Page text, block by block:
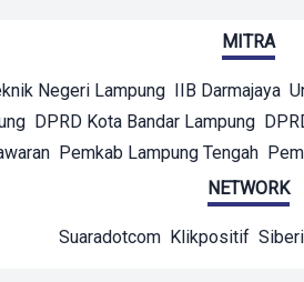
MITRA
Negeri Lampung IIB Darmajaya
DPRD Kota Bandar Lampung
Pemkab Lampung Tengah
NETWORK
Suaradotcom Klikpositif